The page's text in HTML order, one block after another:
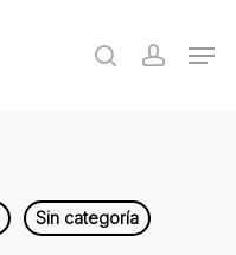
search
Sin categoría